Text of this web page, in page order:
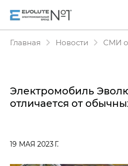
Главная Новости СМИ
Электромобиль
отличается от
19 МАЯ 2023 Г.